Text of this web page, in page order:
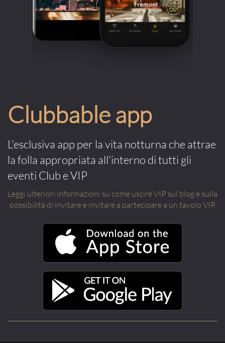
Clubbable app
L'esclusiva app per la vita notturna che attrae
la folla appropriata all'interno di tutti gli
eventi Club e VIP
Leggi ulteriori informazioni su come uscire VIP sul blog e sulla
possibilità di invitare e invitare a partecipare a un tavolo VIP.